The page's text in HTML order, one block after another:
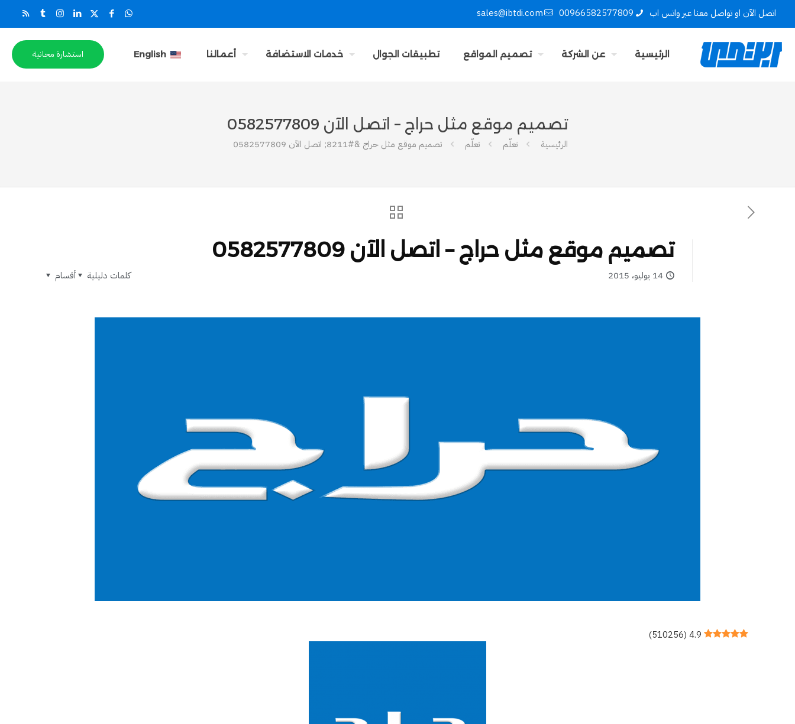
اتصل الآن او تواصل معنا عبر واتس اب 00966582577809
sales@ibtdi.com
الرئيسية عن الشركة تصميم المواقع تطبيقات الجوال خدمات الاستضافة أعمالنا English استشارة مجانية
تصميم موقع مثل حراج – اتصل الآن 0582577809
الرئيسية تعلّم تعلّم تصميم موقع مثل حراج &#8211; اتصل الآن 0582577809
تصميم موقع مثل حراج – اتصل الآن 0582577809
14 يوليو، 2015 أقسام كلمات دليلية
4.9
(
510256
)